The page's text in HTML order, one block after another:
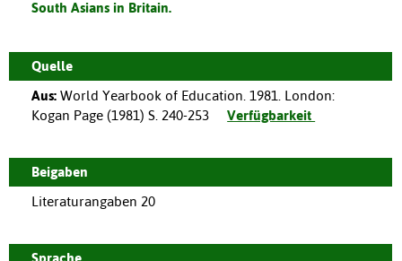
South Asians in Britain.
Quelle
Aus: World Yearbook of Education. 1981. London:
Kogan Page (1981) S. 240-253 Verfügbarkeit
Beigaben
Literaturangaben 20
Sprache